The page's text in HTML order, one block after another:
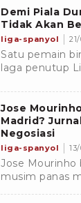
Demi Piala
Tidak Akan
liga-spanyol
Satu pemain
laga penutup
Jose
Madrid?
Negosiasi
liga-spanyol
Jose Mourinho
musim panas